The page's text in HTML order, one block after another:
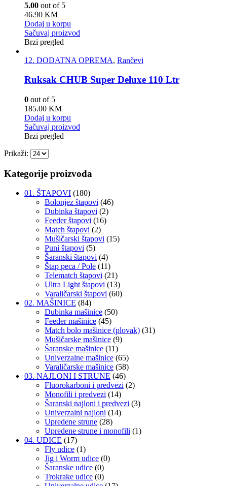
5.00 out of 5
46.90 KM
Dodaj u korpu
Sačuvaj proizvod
Brzi pregled
12. DODATNA OPREMA, Rančevi
Ruksak CHUB Super Deluxe 110 Ltr
0 out of 5
185.00 KM
Dodaj u korpu
Sačuvaj proizvod
Brzi pregled
Prikaži:
Kategorije proizvoda
01. ŠTAPOVI (180)
Bolonjez štapovi (46)
Dubinka štapovi (2)
Feeder štapovi (16)
Match štapovi (2)
Mušičarski štapovi (15)
Puni štapovi (5)
Šaranski štapovi (4)
Štap peca / Pole (11)
Telematch štapovi (21)
Ultra Light štapovi (13)
Varaličarski štapovi (60)
02. MAŠINICE (84)
Dubinka mašinice (50)
Feeder mašinice (45)
Match bolo mašinice (plovak) (31)
Mušičarske mašinice (9)
Šaranske mašinice (11)
Univerzalne mašinice (65)
Varaličarske mašinice (58)
03. NAJLONI I STRUNE (46)
Fluorokarboni i predvezi (2)
Monofili i predvezi (14)
Šaranski najloni i predvezi (3)
Univerzalni najloni (14)
Upredene strune (28)
Upredene strune i monofili (1)
04. UDICE (17)
Fly udice (1)
Jig i Worm udice (0)
Šaranske udice (0)
Trokrake udice (0)